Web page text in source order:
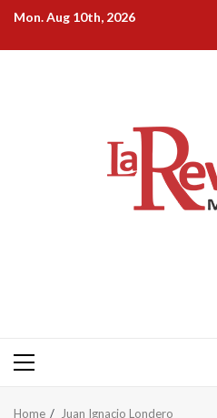
Skip
content
Mon. Aug 10th, 2026
Primary
Home Juan Ignacio Londero